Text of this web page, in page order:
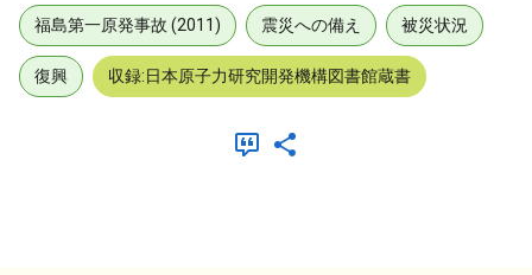
福島第一原発事故 (2011) 震災への備え 被災状況
復興 収録:日本原子力研究開発機構図書館蔵書